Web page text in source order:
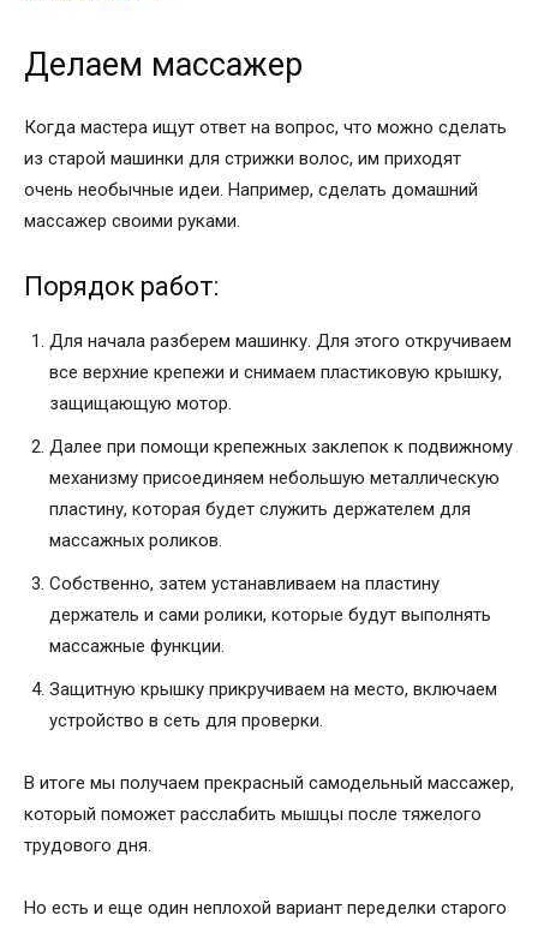
Делаем массажер
Когда мастера ищут ответ на вопрос, что можно сделать
из старой машинки для стрижки волос, им приходят
очень необычные идеи. Например, сделать домашний
массажер своими руками.
Порядок работ:
Для начала разберем машинку. Для этого откручиваем
все верхние крепежи и снимаем пластиковую крышку,
защищающую мотор.
Далее при помощи крепежных заклепок к подвижному
механизму присоединяем небольшую металлическую
пластину, которая будет служить держателем для
массажных роликов.
Собственно, затем устанавливаем на пластину
держатель и сами ролики, которые будут выполнять
массажные функции.
Защитную крышку прикручиваем на место, включаем
устройство в сеть для проверки.
В итоге мы получаем прекрасный самодельный массажер,
который поможет расслабить мышцы после тяжелого
трудового дня.
Но есть и еще один неплохой вариант переделки старого